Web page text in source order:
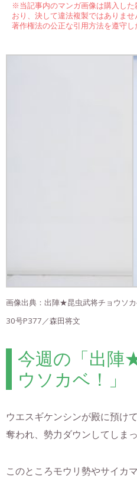
※当記事内のマンガ画像は購入し
おり、決して違法複製ではありませ
著作権法の公正な引用方法を遵守し
画像出典：出陣★昆虫武将チョウソ
30号P377／森田将文
今週の「出陣
ウソカベ！」
ウエスギケンシンが殿に預け
奪われ、勢力ダウンしてしまっ
このところモウリ勢やサイカ